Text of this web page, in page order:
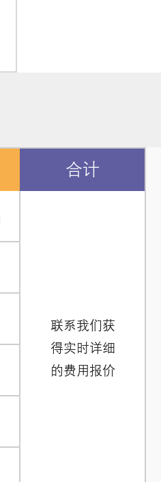
合计
联系我们获
得实时详细
的费用报价